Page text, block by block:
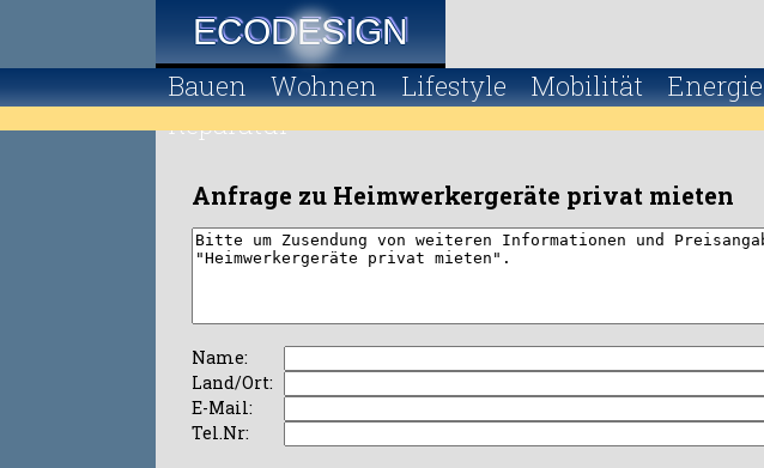
ECODESIGN
Anfrage zu Heimwerkergeräte privat mieten
Name:
Land/Ort:
E-Mail:
Tel.Nr:
Bauen Wohnen Lifestyle Mobilität Energie
Reparatur